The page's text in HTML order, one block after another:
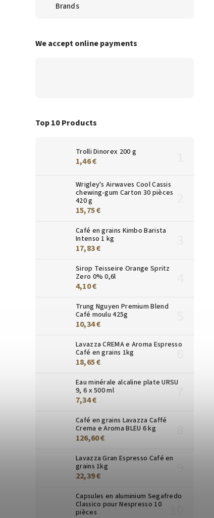
Brands
We accept online payments
Top 10 Products
Trolli Dinorex 200 g
1,46 €
Wrigley's Airwaves Cool Cassis
chewing-gum Carton 30 pièces
420 g
15,75 €
Café en grains Kimbo Barista
Intenso 1 kg
17,83 €
Sirop Teisseire Orange Spritz
Zero 0% 0,6l
4,10 €
Trung Nguyen Premium Blend
Café moulu 425g
10,34 €
Lavazza CREMA e Aroma Espresso
Café en grains 1kg
18,65 €
Eau minérale alcaline plate URSU
9, 6 x 500 ml
7,34 €
Café en grains Lavazza Caffé
Crema e Aroma BLEU 6 kg
126,60 €
Lavazza Gran Espresso Café en
grains 1kg
22,39 €
Capsules en aluminium Segafredo
Classico pour Nespresso 10
pièces